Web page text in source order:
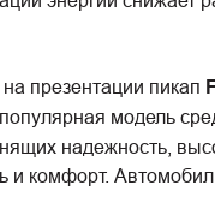
презентации пикап
модель
надежность,
и комфорт.